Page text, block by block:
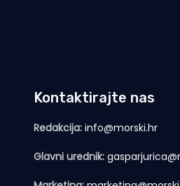
Kontaktirajte nas
Redakcija: info@morski.hr
Glavni urednik: